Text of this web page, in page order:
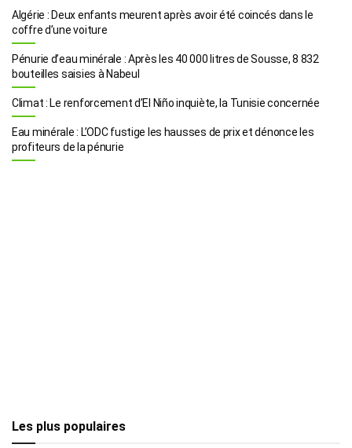
Algérie : Deux enfants meurent après avoir été coincés dans le
coffre d’une voiture
Pénurie d’eau minérale : Après les 40 000 litres de Sousse, 8 832
bouteilles saisies à Nabeul
Climat : Le renforcement d’El Niño inquiète, la Tunisie concernée
Eau minérale : L’ODC fustige les hausses de prix et dénonce les
profiteurs de la pénurie
Les plus populaires